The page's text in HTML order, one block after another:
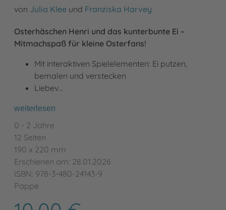
von Julia Klee und Franziska Harvey
Osterhäschen Henri und das kunterbunte Ei –
Mitmachspaß für kleine Osterfans!
Mit interaktiven Spielelementen: Ei putzen,
bemalen und verstecken
Liebev…
weiterlesen
0 - 2 Jahre
12 Seiten
190 x 220 mm
Erschienen am: 28.01.2026
ISBN: 978-3-480-24143-9
Pappe